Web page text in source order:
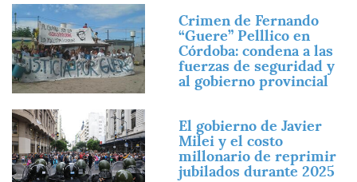
Imagen
Crimen de Fernando
“Guere” Pelllico en
Córdoba: condena a las
fuerzas de seguridad y
al gobierno provincial
Imagen
El gobierno de Javier
Milei y el costo
millonario de reprimir
jubilados durante 2025